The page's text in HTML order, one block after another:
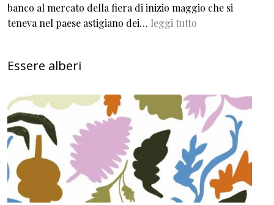
banco al mercato della fiera di inizio maggio che si
teneva nel paese astigiano dei… leggi tutto
Essere alberi